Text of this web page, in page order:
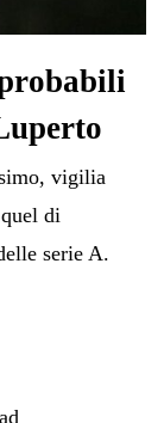
vigilia
di
serie A.